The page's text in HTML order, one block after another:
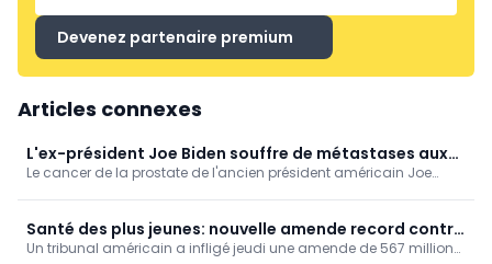
Devenez partenaire premium
Articles connexes
L'ex-président Joe Biden souffre de métastases aux
os
Le cancer de la prostate de l'ancien président américain Joe
britannique BBC.
Santé des plus jeunes: nouvelle amende record contre
Meta !
Un tribunal américain a infligé jeudi une amende de 567 millions